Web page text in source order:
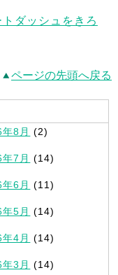
ダッシュをきろ
ページの先頭へ戻る
8月 (2)
7月 (14)
6月 (11)
5月 (14)
4月 (14)
3月 (14)